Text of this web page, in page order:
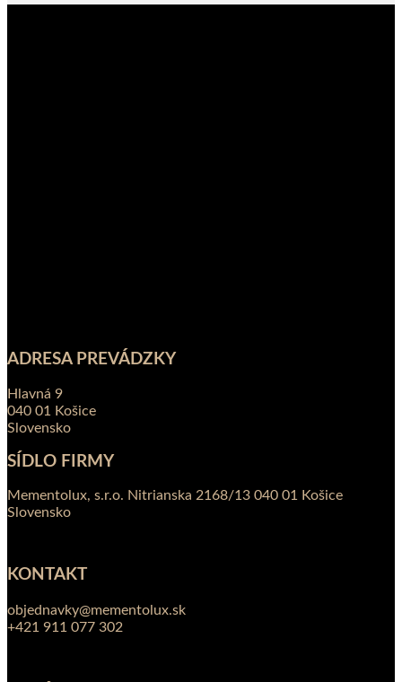
ADRESA PREVÁDZKY
Hlavná 9
040 01 Košice
Slovensko
SÍDLO FIRMY
Mementolux, s.r.o. Nitrianska 2168/13 040 01 Košice
Slovensko
KONTAKT
objednavky@mementolux.sk
+421 911 077 302